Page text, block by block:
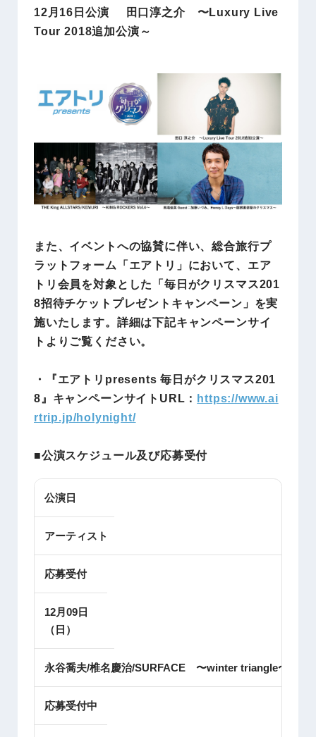
12月16日公演 田口淳之介 〜Luxury Live
Tour 2018追加公演～
また、イベントへの協賛に伴い、総合旅行プ
ラットフォーム「エアトリ」において、エア
トリ会員を対象とした「毎日がクリスマス201
8招待チケットプレゼントキャンペーン」を実
施いたします。詳細は下記キャンペーンサイ
トよりご覧ください。
・『エアトリpresents 毎日がクリスマス201
8』キャンペーンサイトURL： https://www.ai
rtrip.jp/holynight/
■公演スケジュール及び応募受付
公演日
アーティスト
応募受付
12月09日
（日）
永谷喬夫/椎名慶治/SURFACE 〜winter triangle〜
応募受付中